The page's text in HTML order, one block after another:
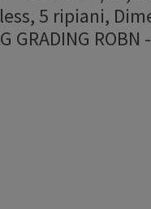
5 ripiani,
GRADING ROBN